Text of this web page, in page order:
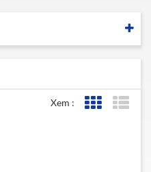
Xem : Lưới xem